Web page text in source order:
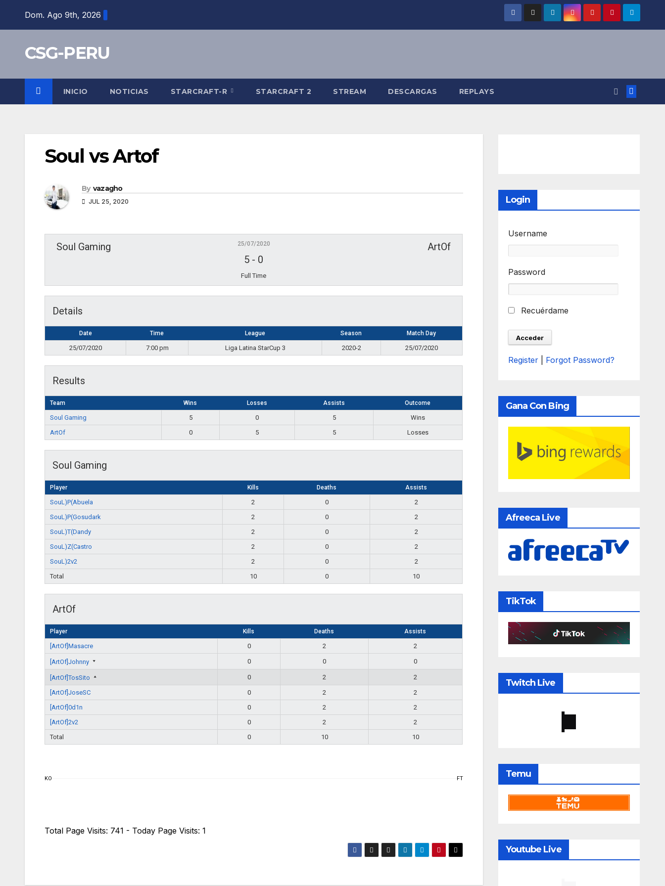
Dom. Ago 9th, 2026
CSG-PERU
INICIO NOTICIAS STARCRAFT-R STARCRAFT 2 STREAM DESCARGAS REPLAYS
Soul vs Artof
By vazagho
JUL 25, 2020
Soul Gaming ArtOf
25/07/2020
5 - 0
Full Time
Details
Date Time League Season Match Day
25/07/2020 7:00 pm Liga Latina StarCup 3 2020-2 25/07/2020
Results
Team Wins Losses Assists Outcome
Soul Gaming 5 0 5
Wins
ArtOf
0 5 5 Losses
Soul Gaming
Player Kills Deaths Assists
SouL)P(Abuela 2 0
2
SouL)P(Gosudark
2 0
2
SouL)T(Dandy
2 0
2
SouL)Z(Castro
2 0
2
SouL)2v2
2 0
2
Total
10 0 10
ArtOf
Player Kills Deaths Assists
[ArtOf]Masacre 0 2 2
[ArtOf]Johnny 0 0 0
[ArtOf]TosSito 0 2 2
[ArtOf]JoseSC 0 2
2
[ArtOf]0d1n
0 2
2
[ArtOf]2v2
0 2
2
Total
0 10 10
KO FT
Total Page Visits: 741 - Today Page Visits: 1
Login
Username
Password
Recuérdame
Register Forgot Password?
Gana Con Bing
Afreeca Live
TikTok
Twitch Live
Temu
Youtube Live